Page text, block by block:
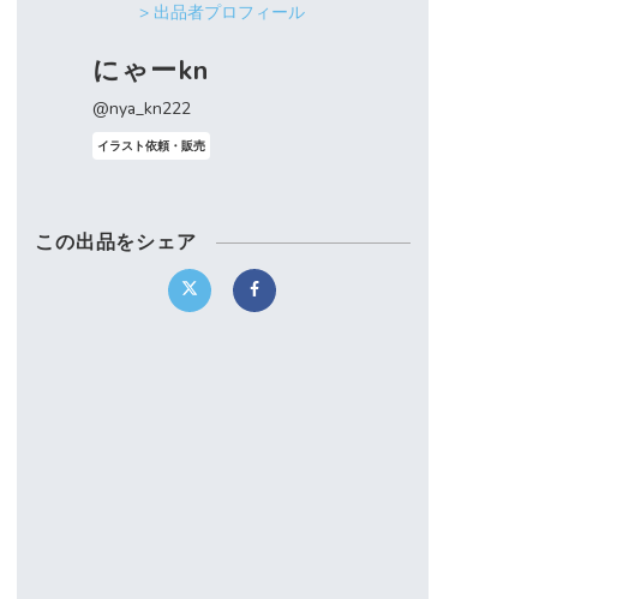
> 出品者プロフィール
にゃーkn
@nya_kn222
イラスト依頼・販売
この出品をシェア